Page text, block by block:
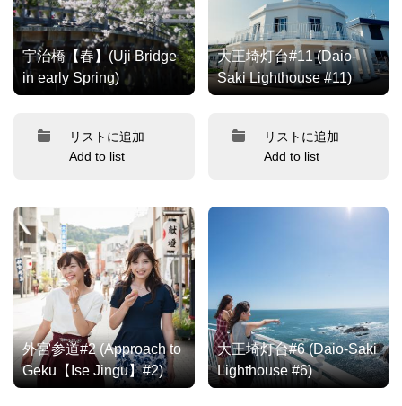
宇治橋【春】(Uji Bridge
in early Spring)
リストに追加
Add to list
大王埼灯台#11 (Daio-
Saki Lighthouse #11)
リストに追加
Add to list
外宮参道#2 (Approach to
Geku【Ise Jingu】#2)
大王埼灯台#6 (Daio-Saki
Lighthouse #6)